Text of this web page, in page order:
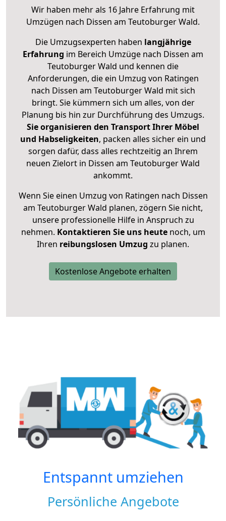
Wir haben mehr als 16 Jahre Erfahrung mit
Umzügen nach Dissen am Teutoburger Wald.
Die Umzugsexperten haben langjährige
Erfahrung im Bereich Umzüge nach Dissen am
Teutoburger Wald und kennen die
Anforderungen, die ein Umzug von Ratingen
nach Dissen am Teutoburger Wald mit sich
bringt. Sie kümmern sich um alles, von der
Planung bis hin zur Durchführung des Umzugs.
Sie organisieren den Transport Ihrer Möbel
und Habseligkeiten, packen alles sicher ein und
sorgen dafür, dass alles rechtzeitig an Ihrem
neuen Zielort in Dissen am Teutoburger Wald
ankommt.
Wenn Sie einen Umzug von Ratingen nach Dissen
am Teutoburger Wald planen, zögern Sie nicht,
unsere professionelle Hilfe in Anspruch zu
nehmen. Kontaktieren Sie uns heutenoch, um
Ihren reibungslosen Umzug zu planen.
Kostenlose Angebote erhalten
Entspannt umziehen
Persönliche Angebote